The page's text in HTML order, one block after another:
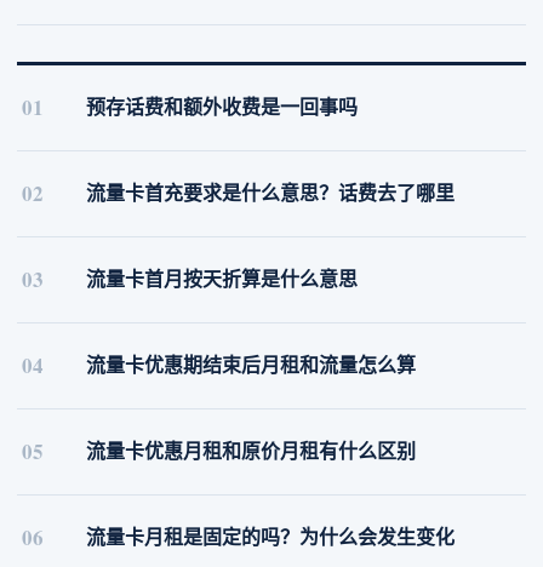
01 预存话费和额外收费是一回事吗
02 流量卡首充要求是什么意思？话费去了哪里
03 流量卡首月按天折算是什么意思
04 流量卡优惠期结束后月租和流量怎么算
05 流量卡优惠月租和原价月租有什么区别
06 流量卡月租是固定的吗？为什么会发生变化